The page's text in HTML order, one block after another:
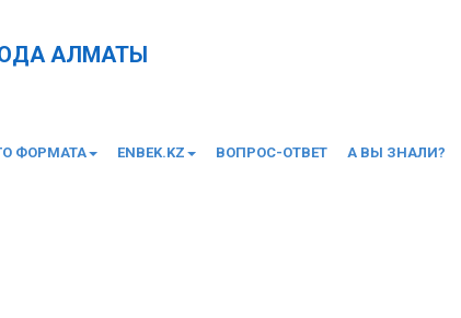
АЛМАТЫ
ФОРМАТА ENBEK.KZ ВОПРОС-ОТВЕТ А ВЫ ЗНАЛИ?